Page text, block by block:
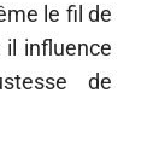
le fil de
il influence
de